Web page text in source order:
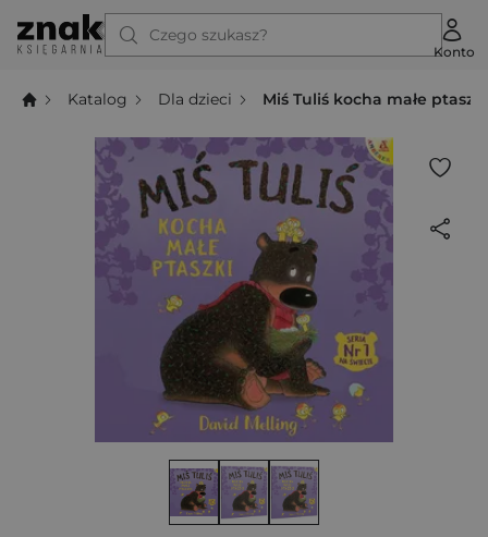
Czego szukasz?
Konto
Katalog Dla dzieci Miś Tuliś kocha małe ptaszki